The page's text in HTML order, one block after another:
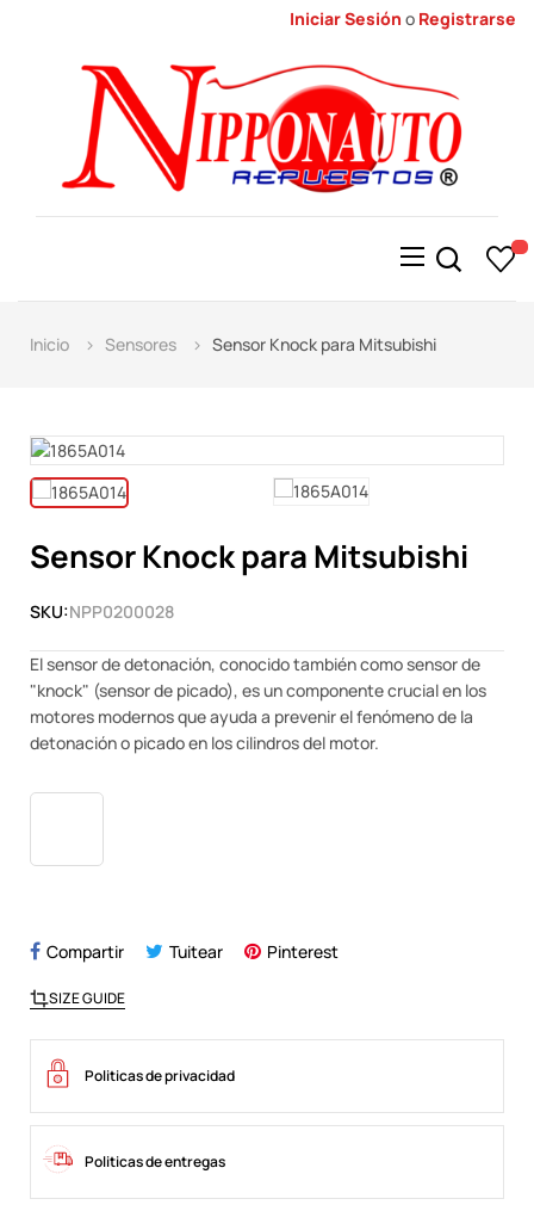
Iniciar Sesión o Registrarse
Alternar
navegación
☰
Inicio Sensores Sensor Knock para Mitsubishi
Sensor Knock para Mitsubishi
SKU:NPP0200028
El sensor de detonación, conocido también como sensor de
"knock" (sensor de picado), es un componente crucial en los
motores modernos que ayuda a prevenir el fenómeno de la
detonación o picado en los cilindros del motor.
Compartir Tuitear Pinterest
SIZE GUIDE
Politicas de privacidad
Politicas de entregas